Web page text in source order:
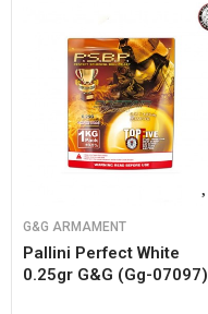
G&G ARMAMENT
Pallini Perfect White
0.25gr G&g (gg-07097)